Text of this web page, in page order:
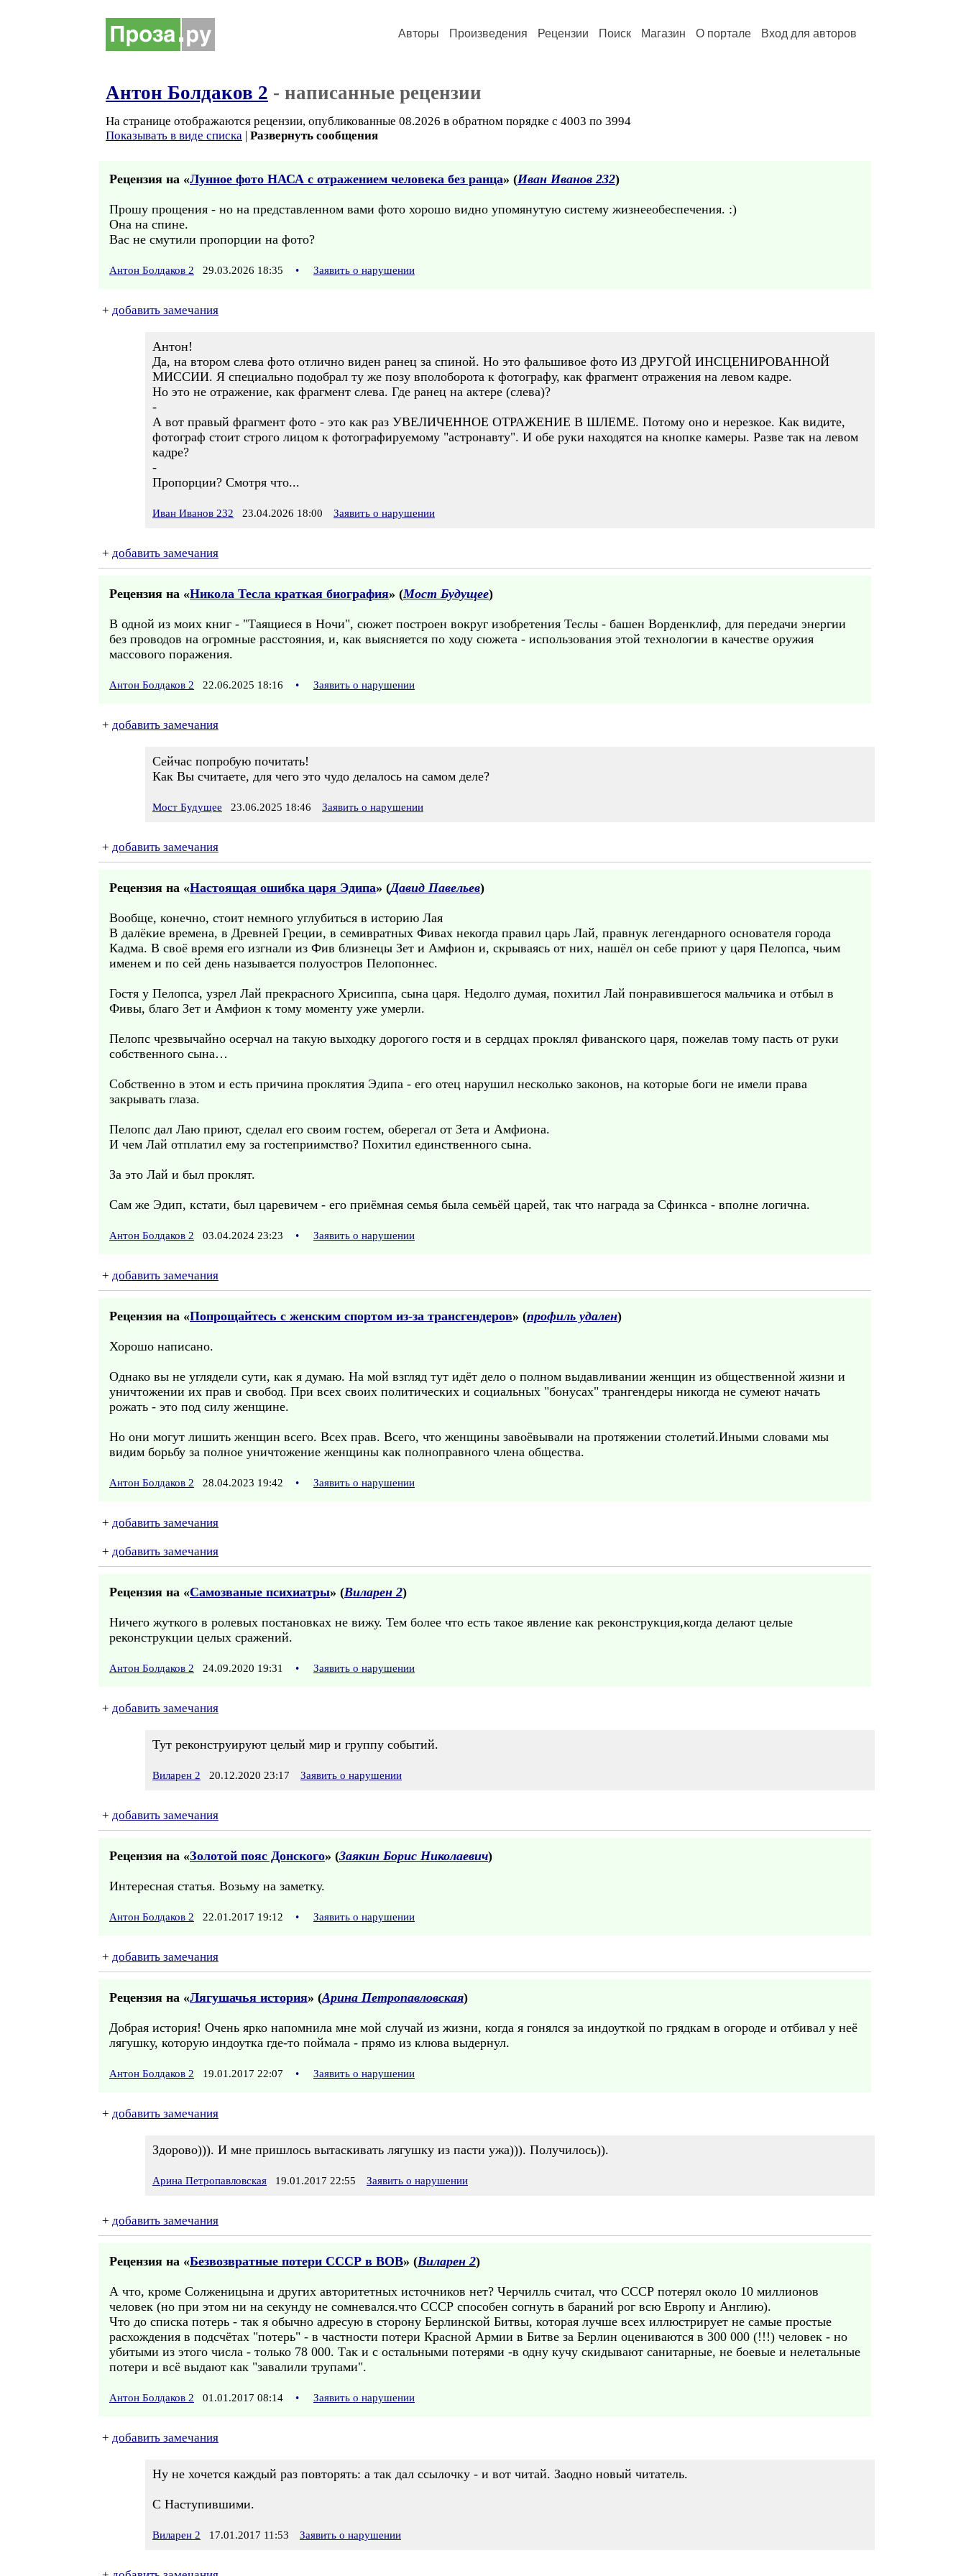
Авторы Произведения Рецензии Поиск Магазин О портале Вход для авторов
Антон Болдаков 2 - написанные рецензии
На странице отображаются рецензии, опубликованные 08.2026 в обратном порядке с 4003 по 3994
Показывать в виде списка | Развернуть сообщения
Рецензия на «Лунное фото НАСА с отражением человека без ранца» (Иван Иванов 232)
Прошу прощения - но на представленном вами фото хорошо видно упомянутую систему жизнееобеспечения. :)
Она на спине.
Вас не смутили пропорции на фото?
Антон Болдаков 2 29.03.2026 18:35 • Заявить о нарушении
+ добавить замечания
Антон!
Да, на втором слева фото отлично виден ранец за спиной. Но это фальшивое фото ИЗ ДРУГОЙ ИНСЦЕНИРОВАННОЙ
МИССИИ. Я специально подобрал ту же позу вполоборота к фотографу, как фрагмент отражения на левом кадре.
Но это не отражение, как фрагмент слева. Где ранец на актере (слева)?
-
А вот правый фрагмент фото - это как раз УВЕЛИЧЕННОЕ ОТРАЖЕНИЕ В ШЛЕМЕ. Потому оно и нерезкое. Как видите,
фотограф стоит строго лицом к фотографируемому "астронавту". И обе руки находятся на кнопке камеры. Разве так на левом
кадре?
-
Пропорции? Смотря что...
Иван Иванов 232 23.04.2026 18:00 Заявить о нарушении
+ добавить замечания
Рецензия на «Никола Тесла краткая биография» (Мост Будущее)
В одной из моих книг - "Таящиеся в Ночи", сюжет построен вокруг изобретения Теслы - башен Ворденклиф, для передачи энергии
без проводов на огромные расстояния, и, как выясняется по ходу сюжета - использования этой технологии в качестве оружия
массового поражения.
Антон Болдаков 2 22.06.2025 18:16 • Заявить о нарушении
+ добавить замечания
Сейчас попробую почитать!
Как Вы считаете, для чего это чудо делалось на самом деле?
Мост Будущее 23.06.2025 18:46 Заявить о нарушении
+ добавить замечания
Рецензия на «Настоящая ошибка царя Эдипа» (Давид Павельев)
Вообще, конечно, стоит немного углубиться в историю Лая
В далёкие времена, в Древней Греции, в семивратных Фивах некогда правил царь Лай, правнук легендарного основателя города
Кадма. В своё время его изгнали из Фив близнецы Зет и Амфион и, скрываясь от них, нашёл он себе приют у царя Пелопса, чьим
именем и по сей день называется полуостров Пелопоннес.
Гостя у Пелопса, узрел Лай прекрасного Хрисиппа, сына царя. Недолго думая, похитил Лай понравившегося мальчика и отбыл в
Фивы, благо Зет и Амфион к тому моменту уже умерли.
Пелопс чрезвычайно осерчал на такую выходку дорогого гостя и в сердцах проклял фиванского царя, пожелав тому пасть от руки
собственного сына…
Собственно в этом и есть причина проклятия Эдипа - его отец нарушил несколько законов, на которые боги не имели права
закрывать глаза.
Пелопс дал Лаю приют, сделал его своим гостем, оберегал от Зета и Амфиона.
И чем Лай отплатил ему за гостеприимство? Похитил единственного сына.
За это Лай и был проклят.
Сам же Эдип, кстати, был царевичем - его приёмная семья была семьёй царей, так что награда за Сфинкса - вполне логична.
Антон Болдаков 2 03.04.2024 23:23 • Заявить о нарушении
+ добавить замечания
Рецензия на «Попрощайтесь с женским спортом из-за трансгендеров» (профиль удален)
Хорошо написано.
Однако вы не углядели сути, как я думаю. На мой взгляд тут идёт дело о полном выдавливании женщин из общественной жизни и
уничтожении их прав и свобод. При всех своих политических и социальных "бонусах" трангендеры никогда не сумеют начать
рожать - это под силу женщине.
Но они могут лишить женщин всего. Всех прав. Всего, что женщины завоёвывали на протяжении столетий.Иными словами мы
видим борьбу за полное уничтожение женщины как полноправного члена общества.
Антон Болдаков 2 28.04.2023 19:42 • Заявить о нарушении
+ добавить замечания
+ добавить замечания
Рецензия на «Самозваные психиатры» (Виларен 2)
Ничего жуткого в ролевых постановках не вижу. Тем более что есть такое явление как реконструкция,когда делают целые
реконструкции целых сражений.
Антон Болдаков 2 24.09.2020 19:31 • Заявить о нарушении
+ добавить замечания
Тут реконструируют целый мир и группу событий.
Виларен 2 20.12.2020 23:17 Заявить о нарушении
+ добавить замечания
Рецензия на «Золотой пояс Донского» (Заякин Борис Николаевич)
Интересная статья. Возьму на заметку.
Антон Болдаков 2 22.01.2017 19:12 • Заявить о нарушении
+ добавить замечания
Рецензия на «Лягушачья история» (Арина Петропавловская)
Добрая история! Очень ярко напомнила мне мой случай из жизни, когда я гонялся за индоуткой по грядкам в огороде и отбивал у неё
лягушку, которую индоутка где-то поймала - прямо из клюва выдернул.
Антон Болдаков 2 19.01.2017 22:07 • Заявить о нарушении
+ добавить замечания
Здорово))). И мне пришлось вытаскивать лягушку из пасти ужа))). Получилось)).
Арина Петропавловская 19.01.2017 22:55 Заявить о нарушении
+ добавить замечания
Рецензия на «Безвозвратные потери СССР в ВОВ» (Виларен 2)
А что, кроме Солженицына и других авторитетных источников нет? Черчилль считал, что СССР потерял около 10 миллионов
человек (но при этом ни на секунду не сомневался.что СССР способен согнуть в бараний рог всю Европу и Англию).
Что до списка потерь - так я обычно адресую в сторону Берлинской Битвы, которая лучше всех иллюстрирует не самые простые
расхождения в подсчётах "потерь" - в частности потери Красной Армии в Битве за Берлин оцениваются в 300 000 (!!!) человек - но
убитыми из этого числа - только 78 000. Так и с остальными потерями -в одну кучу скидывают санитарные, не боевые и нелетальные
потери и всё выдают как "завалили трупами".
Антон Болдаков 2 01.01.2017 08:14 • Заявить о нарушении
+ добавить замечания
Ну не хочется каждый раз повторять: а так дал ссылочку - и вот читай. Заодно новый читатель.
С Наступившими.
Виларен 2 17.01.2017 11:53 Заявить о нарушении